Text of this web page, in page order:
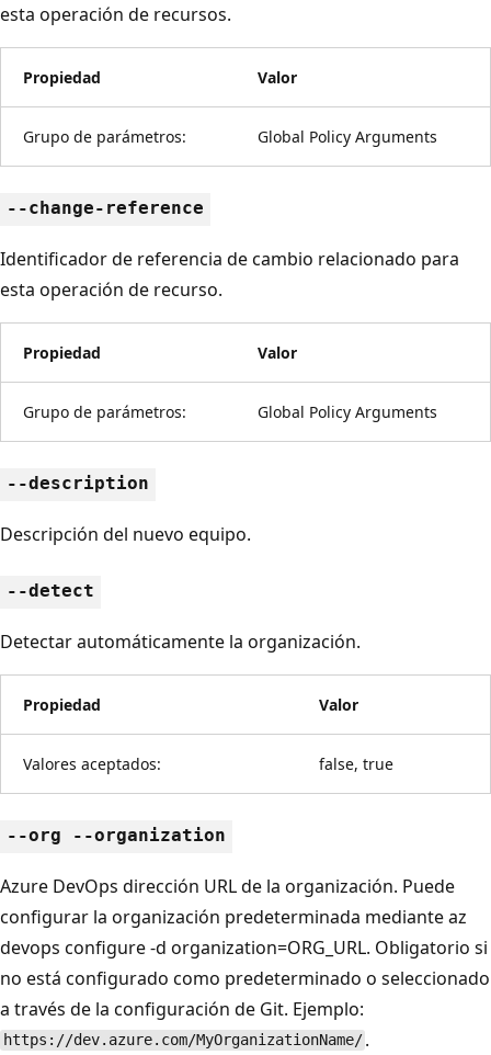
esta operación de recursos.
Propiedad Valor
Grupo de parámetros: Global Policy Arguments
--change-reference
Identificador de referencia de cambio relacionado para
esta operación de recurso.
Propiedad Valor
Grupo de parámetros: Global Policy Arguments
--description
Descripción del nuevo equipo.
--detect
Detectar automáticamente la organización.
Propiedad Valor
Valores aceptados: false, true
--org --organization
Azure DevOps dirección URL de la organización. Puede
configurar la organización predeterminada mediante az
devops configure -d organization=ORG_URL. Obligatorio si
no está configurado como predeterminado o seleccionado
a través de la configuración de Git. Ejemplo:
https://dev.azure.com/MyOrganizationName/ .